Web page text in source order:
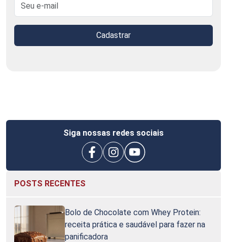
Cadastrar
Siga nossas redes sociais
POSTS RECENTES
Bolo de Chocolate com Whey Protein:
receita prática e saudável para fazer na
panificadora